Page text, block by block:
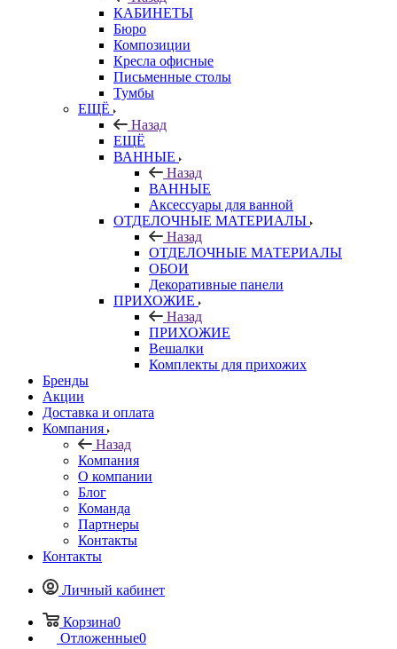
КАБИНЕТЫ
Бюро
Композиции
Кресла офисные
Письменные столы
Тумбы
ЕЩЁ
Назад
ЕЩЁ
ВАННЫЕ
Назад
ВАННЫЕ
Аксессуары для ванной
ОТДЕЛОЧНЫЕ МАТЕРИАЛЫ
Назад
ОТДЕЛОЧНЫЕ МАТЕРИАЛЫ
ОБОИ
Декоративные панели
ПРИХОЖИЕ
Назад
ПРИХОЖИЕ
Вешалки
Комплекты для прихожих
Бренды
Акции
Доставка и оплата
Компания
Назад
Компания
О компании
Блог
Команда
Партнеры
Контакты
Контакты
Личный кабинет
Корзина0
Отложенные0